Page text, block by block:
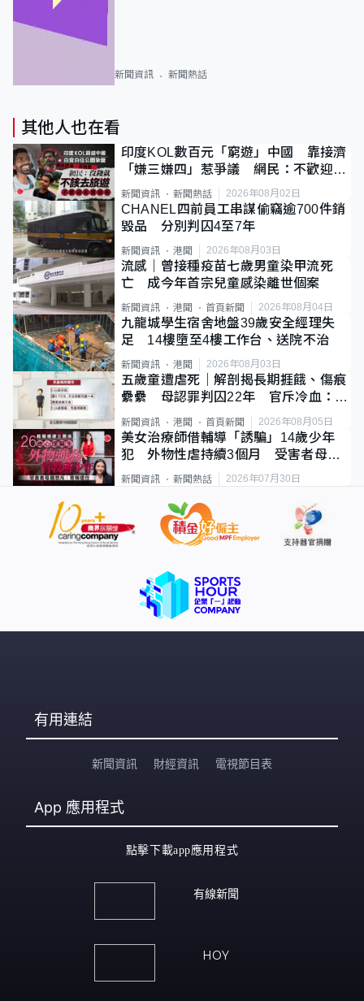
新聞資訊 新聞熱話
其他人也在看
印度KOL數百元「窮遊」中國 靠接濟
「嫌三嫌四」惹爭議 網民：不歡迎劣
質旅客
新聞資訊 新聞熱話 2026年08月02日
CHANEL四前員工串謀偷竊逾700件銷
毀品 分別判囚4至7年
新聞資訊 港聞 2026年08月03日
流感｜曾接種疫苗七歲男童染甲流死
亡 成今年首宗兒童感染離世個案
新聞資訊 港聞 首頁新聞 2026年08月04日
九龍城學生宿舍地盤39歲安全經理失
足 14樓墮至4樓工作台、送院不治
新聞資訊 港聞 2026年08月03日
五歲童遭虐死｜解剖揭長期捱餓、傷痕
纍纍 母認罪判囚22年 官斥冷血：同
類案最惡劣
新聞資訊 港聞 首頁新聞 2026年08月05日
美女治療師借輔導「誘騙」14歲少年
犯 外物性虐持續3個月 受害者母：
要保護其他人
新聞資訊 新聞熱話 2026年07月30日
有用連結
新聞資訊 財經資訊 電視節目表
App 應用程式
點擊下載app應用程式
有線新聞
HOY